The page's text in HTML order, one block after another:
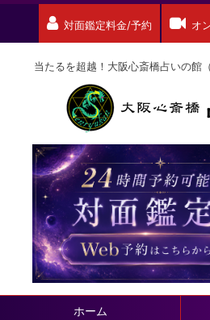
対面鑑定料金/予約 オ
当たるを超越！大阪心斎橋占いの館
ホーム